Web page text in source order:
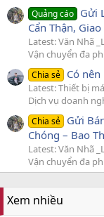
Quảng cáo Gửi
Cẩn Thận,
Latest: Văn Nhã
Vận chuyển đa
Chia sẻ Có
Latest: Thiết bị
Dịch vụ doanh
Chia sẻ Gửi
Chóng – Bao
Latest: Văn Nhã
Vận chuyển đa
Xem nhiều